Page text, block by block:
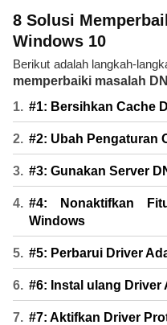
8 Solusi
Windows 10
Berikut adalah langkah-
memperbaiki masalah
#1: Bersihkan Cache
#2: Ubah Pengaturan
#3: Gunakan Server
#4: Nonaktifkan
Windows
#5: Perbarui Driver
#6: Instal ulang Driver
#7: Aktifkan Driver